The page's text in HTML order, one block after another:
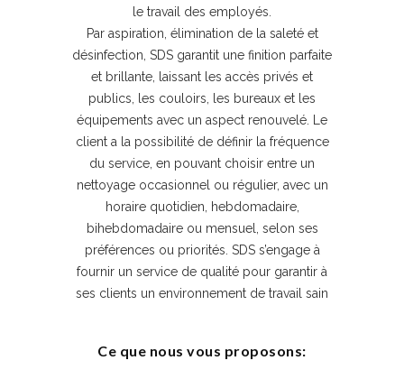
le travail des employés.
Par aspiration, élimination de la saleté et
désinfection, SDS garantit une finition parfaite
et brillante, laissant les accès privés et
publics, les couloirs, les bureaux et les
équipements avec un aspect renouvelé. Le
client a la possibilité de définir la fréquence
du service, en pouvant choisir entre un
nettoyage occasionnel ou régulier, avec un
horaire quotidien, hebdomadaire,
bihebdomadaire ou mensuel, selon ses
préférences ou priorités. SDS s’engage à
fournir un service de qualité pour garantir à
ses clients un environnement de travail sain
Ce que nous vous proposons: